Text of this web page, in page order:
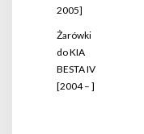
2005]
Żarówki
do KIA
BESTA IV
[2004 – ]